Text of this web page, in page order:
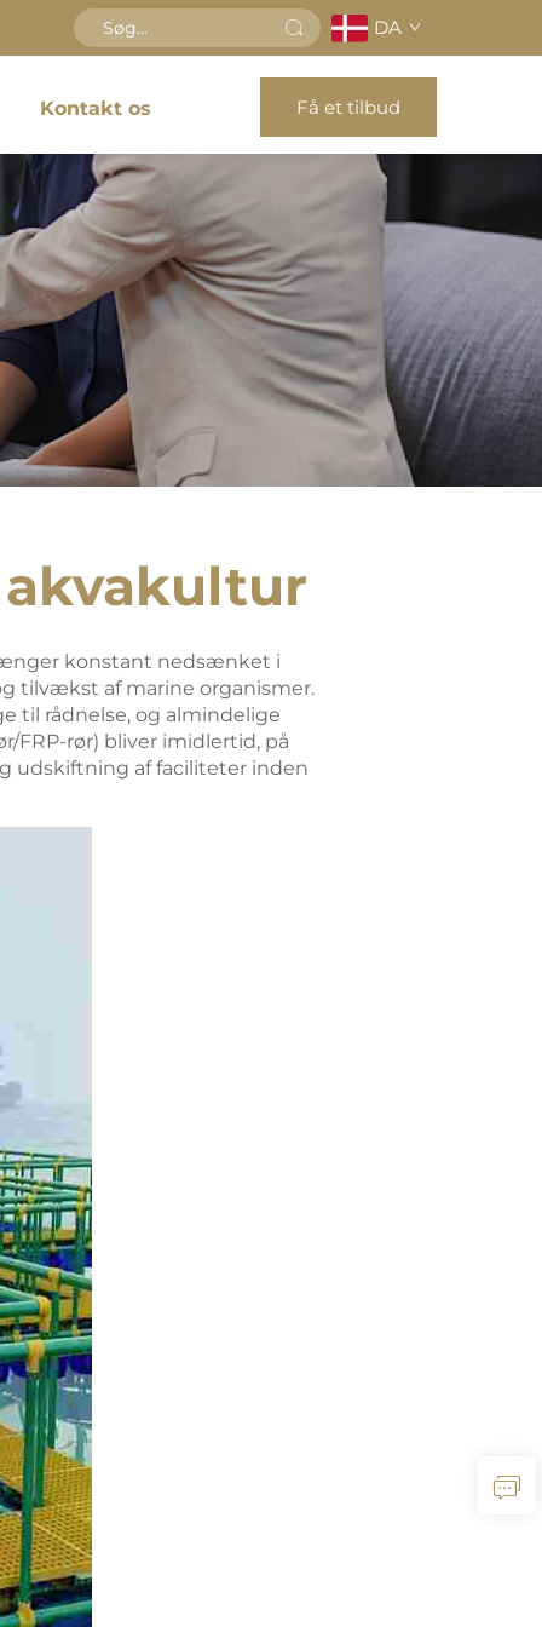
DA
Kontakt os Få et tilbud
konstant nedsænket i
tilvækst af marine organismer.
til rådnelse, og almindelige
rør) bliver imidlertid, på
udskiftning af faciliteter inden